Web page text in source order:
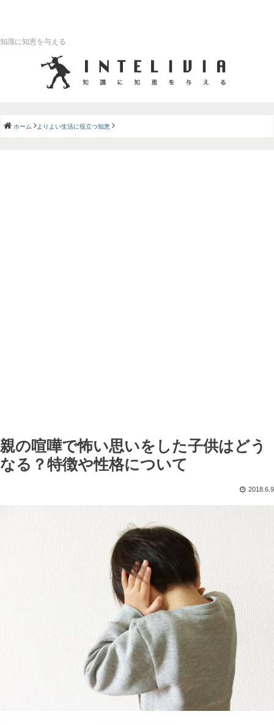
知識に知恵を与える
ホーム よりよい生活に役立つ知恵
親の喧嘩で怖い思いをした子供はどう
なる？特徴や性格について
2018.6.9